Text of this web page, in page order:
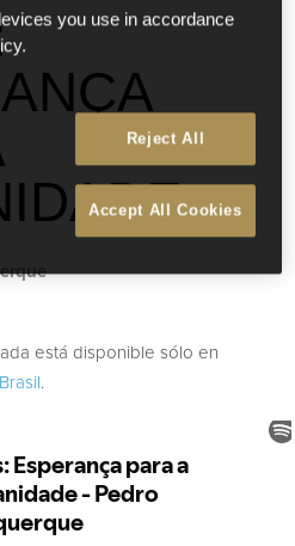
está disponible sólo en
.
you use in accordance
Reject All
Accept All Cookies